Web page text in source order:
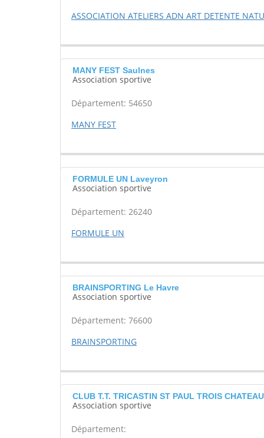
ASSOCIATION ATELIERS ADN ART DETENTE
MANY FEST Saulnes
Association sportive
Département: 54650
MANY FEST
FORMULE UN Laveyron
Association sportive
Département: 26240
FORMULE UN
BRAINSPORTING Le Havre
Association sportive
Département: 76600
BRAINSPORTING
CLUB T.T. TRICASTIN ST PAUL TROIS
Association sportive
Département: